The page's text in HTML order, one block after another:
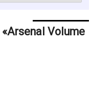
Arsenal Volume